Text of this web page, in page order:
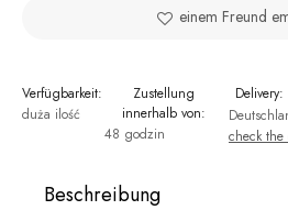
einem Freund
Verfügbarkeit:
duża ilość
Zustellung
innerhalb von:
48 godzin
Delivery:
The price does not include anycheck the
Beschreibung